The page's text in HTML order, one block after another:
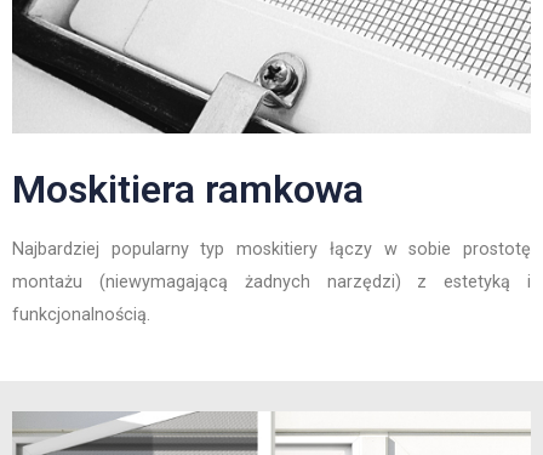
Moskitiera ramkowa
Najbardziej popularny typ moskitiery łączy w sobie prostotę
montażu (niewymagającą żadnych narzędzi) z estetyką i
funkcjonalnością.